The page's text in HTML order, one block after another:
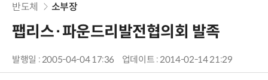
반도체 소부장
팹리스·파운드리발전협의회 발족
발행일 : 2005-04-04 17:36 업데이트 : 2014-02-14 21:29